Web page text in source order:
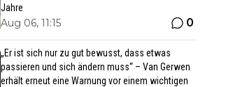
Jahre
Aug 06, 11:15 0
„Er ist sich nur zu gut bewusst, dass etwas
passieren und sich ändern muss“ – Van Gerwen
erhält erneut eine Warnung vor einem wichtigen